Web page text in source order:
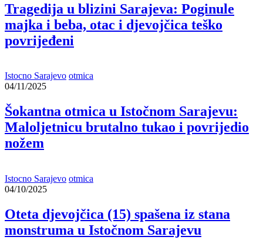
Tragedija u blizini Sarajeva: Poginule
majka i beba, otac i djevojčica teško
povrijeđeni
Istocno Sarajevo otmica
04/11/2025
Šokantna otmica u Istočnom Sarajevu:
Maloljetnicu brutalno tukao i povrijedio
nožem
Istocno Sarajevo otmica
04/10/2025
Oteta djevojčica (15) spašena iz stana
monstruma u Istočnom Sarajevu